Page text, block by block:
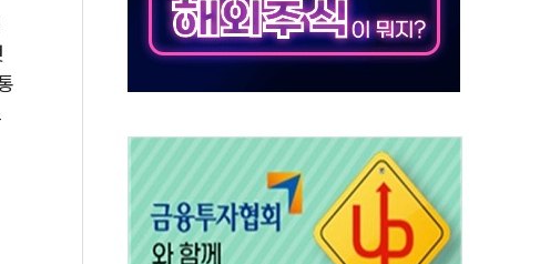
토 지시…與 "적극 환영"·野 "졸속 국정"
의보…10일까지 최대 3.5m 높은 물결
망 23명…정부, 비상대응기구 가동
도 베이징도 부동산 규제 철폐
위 상승으로 피서객 7명 고립…전원 구조